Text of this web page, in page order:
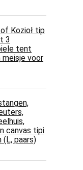
Kozioł tip
3
tent
meisje voor
canvas tipi
paars)